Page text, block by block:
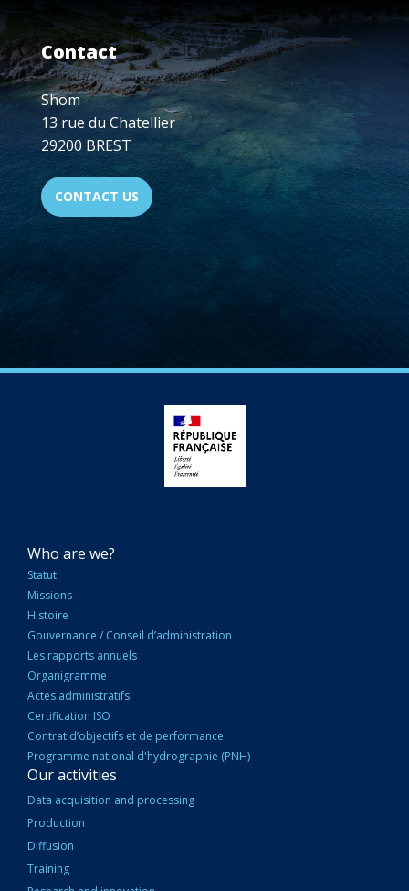
Contact
Shom
13 rue du Chatellier
29200 BREST
CONTACT US
NAVIGATION
PRINCIPALE
Who are we?
Statut
Missions
Histoire
Gouvernance / Conseil d’administration
Les rapports annuels
Organigramme
Actes administratifs
Certification ISO
Contrat d’objectifs et de performance
Programme national d'hydrographie (PNH)
Our activities
Data acquisition and processing
Production
Diffusion
Training